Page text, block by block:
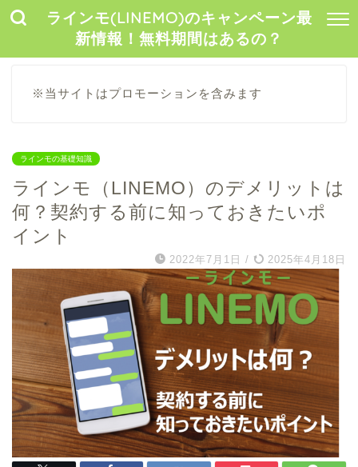
ラインモ(LINEMO)のキャンペーン最
新情報！無料期間はあるの？
※当サイトはプロモーションを含みます
ラインモの基礎知識
ラインモ（LINEMO）のデメリットは
何？契約する前に知っておきたいポ
イント
2022年7月1日 / 2025年4月18日